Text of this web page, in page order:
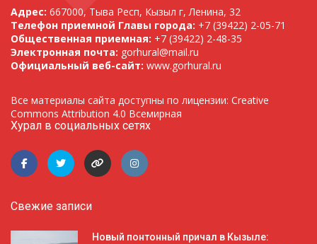
Адрес: 667000, Тыва Респ, Кызыл г, Ленина, 32
Телефон приемной Главы города: +7 (39422) 2-05-71
Общественная приемная: +7 (39422) 2-48-35
Электронная почта: gorhural@mail.ru
Официальный веб-сайт: www.gorhural.ru
Все материалы сайта доступны по лицензии: Creative
Commons Attribution 4.0 Всемирная
Хурал в социальных сетях
Свежие записи
Новый понтонный причал в Кызыле: